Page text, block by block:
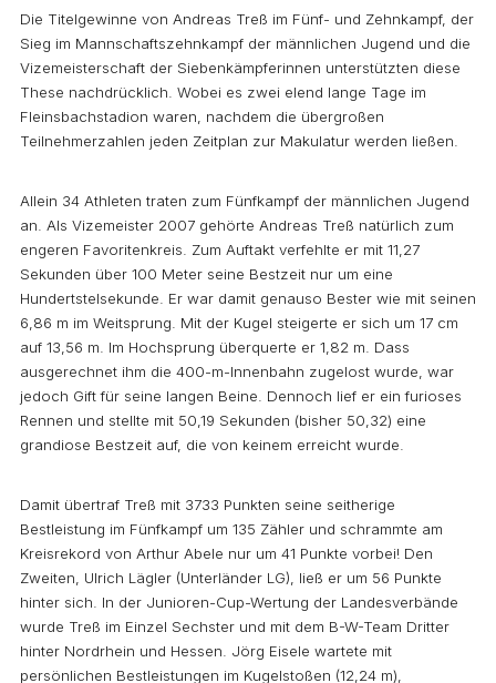
Die Titelgewinne von Andreas Treß im Fünf- und Zehnkampf, der
Sieg im Mannschaftszehnkampf der männlichen Jugend und die
Vizemeisterschaft der Siebenkämpferinnen unterstützten diese
These nachdrücklich. Wobei es zwei elend lange Tage im
Fleinsbachstadion waren, nachdem die übergroßen
Teilnehmerzahlen jeden Zeitplan zur Makulatur werden ließen.
Allein 34 Athleten traten zum Fünfkampf der männlichen Jugend
an. Als Vizemeister 2007 gehörte Andreas Treß natürlich zum
engeren Favoritenkreis. Zum Auftakt verfehlte er mit 11,27
Sekunden über 100 Meter seine Bestzeit nur um eine
Hundertstelsekunde. Er war damit genauso Bester wie mit seinen
6,86 m im Weitsprung. Mit der Kugel steigerte er sich um 17 cm
auf 13,56 m. Im Hochsprung überquerte er 1,82 m. Dass
ausgerechnet ihm die 400-m-Innenbahn zugelost wurde, war
jedoch Gift für seine langen Beine. Dennoch lief er ein furioses
Rennen und stellte mit 50,19 Sekunden (bisher 50,32) eine
grandiose Bestzeit auf, die von keinem erreicht wurde.
Damit übertraf Treß mit 3733 Punkten seine seitherige
Bestleistung im Fünfkampf um 135 Zähler und schrammte am
Kreisrekord von Arthur Abele nur um 41 Punkte vorbei! Den
Zweiten, Ulrich Lägler (Unterländer LG), ließ er um 56 Punkte
hinter sich. In der Junioren-Cup-Wertung der Landesverbände
wurde Treß im Einzel Sechster und mit dem B-W-Team Dritter
hinter Nordrhein und Hessen. Jörg Eisele wartete mit
persönlichen Bestleistungen im Kugelstoßen (12,24 m),